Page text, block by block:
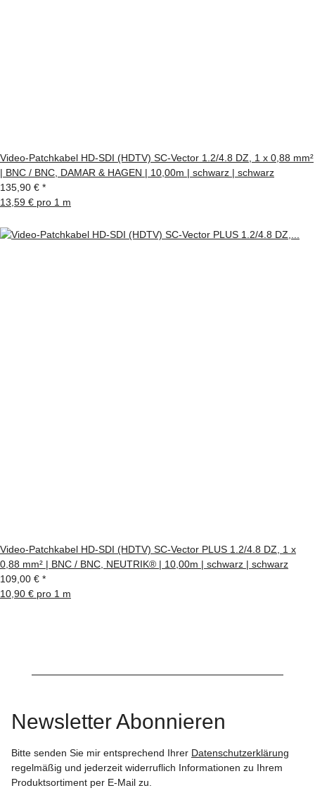
Video-Patchkabel HD-SDI (HDTV) SC-Vector 1.2/4.8 DZ, 1 x 0,88 mm²
| BNC / BNC, DAMAR & HAGEN | 10,00m | schwarz | schwarz
135,90 € *
13,59 € pro 1 m
Video-Patchkabel HD-SDI (HDTV) SC-Vector PLUS 1.2/4.8 DZ, 1 x
0,88 mm² | BNC / BNC, NEUTRIK® | 10,00m | schwarz | schwarz
109,00 € *
10,90 € pro 1 m
Newsletter Abonnieren
Bitte senden Sie mir entsprechend Ihrer Datenschutzerklärung
regelmäßig und jederzeit widerruflich Informationen zu Ihrem
Produktsortiment per E-Mail zu.